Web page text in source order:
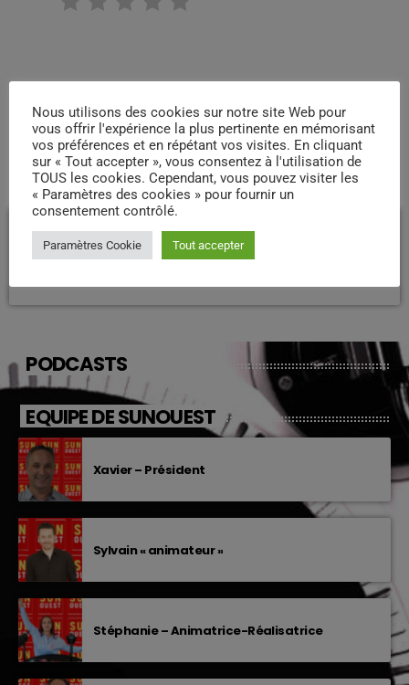
COMMENTAIRES D’ARTICLES (0)
Laisser une réponse
Vous devez être connecté pour ajouter un commentaire.
PODCASTS
EQUIPE DE SUNOUEST
Xavier – Président
Sylvain « animateur »
Stéphanie – Animatrice-Réalisatrice
Nous utilisons des cookies sur notre site Web pour
vous offrir l'expérience la plus pertinente en mémorisant
vos préférences et en répétant vos visites. En cliquant
sur « Tout accepter », vous consentez à l'utilisation de
TOUS les cookies. Cependant, vous pouvez visiter les
« Paramètres des cookies » pour fournir un
consentement contrôlé.
Paramètres Cookie Tout accepter